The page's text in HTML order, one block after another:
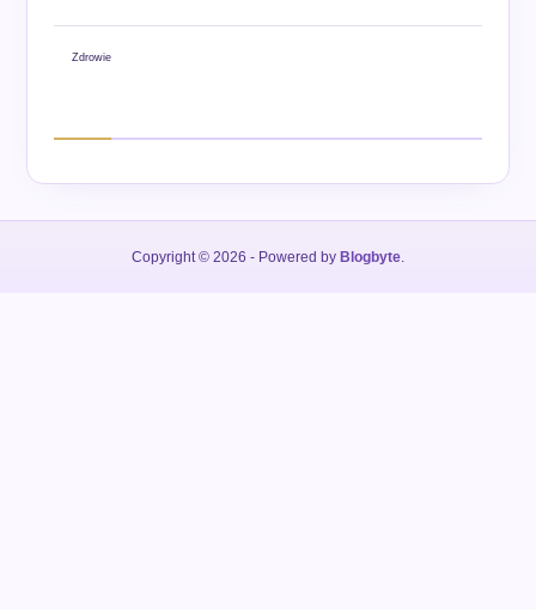
Zdrowie
Copyright © 2026 - Powered by Blogbyte.